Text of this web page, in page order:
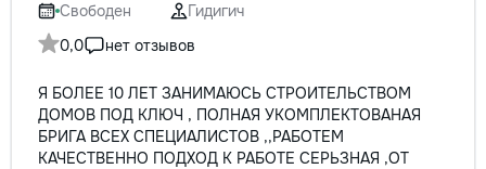
Свободен
Гидигич
0,0
нет отзывов
Я БОЛЕЕ 10 ЛЕТ ЗАНИМАЮСЬ СТРОИТЕЛЬСТВОМ
ДОМОВ ПОД КЛЮЧ , ПОЛНАЯ УКОМПЛЕКТОВАНАЯ
БРИГА ВСЕХ СПЕЦИАЛИСТОВ ,,РАБОТЕМ
КАЧЕСТВЕННО ПОДХОД К РАБОТЕ СЕРЬЗНАЯ ,ОТ